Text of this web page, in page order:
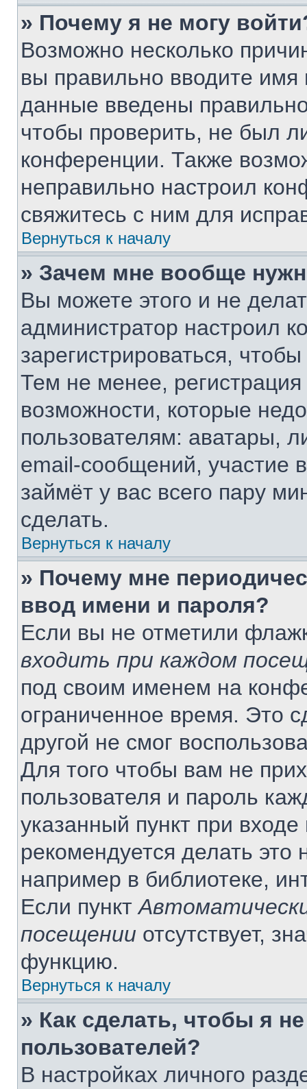
» Почему я не могу
Возможно несколько
вы правильно вводите имя
данные введены
чтобы проверить, не был
конференции. Также
неправильно настроил
свяжитесь с ним для
Вернуться к началу
» Зачем мне вообще
Вы можете этого и не
администратор настроил
зарегистрироваться,
Тем не менее,
возможности, которые
пользователям: аватары,
email-сообщений, участие
займёт у вас всего пару
сделать.
Вернуться к началу
» Почему мне
ввод имени и пароля?
Если вы не отметили
входить при каждом
под своим именем на
ограниченное время. Это
другой не смог
Для того чтобы вам не
пользователя и пароль
указанный пункт при
рекомендуется делать
например в библиотеке,
Если пункт
посещении отсутствует,
функцию.
Вернуться к началу
» Как сделать, чтобы я
пользователей?
В настройках личного